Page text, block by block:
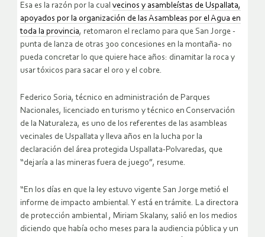
Esa es la razón por la cual vecinos y asambleístas de Uspallata,
apoyados por la organización de las Asambleas por el Agua en
toda la provincia, retomaron el reclamo para que San Jorge -
punta de lanza de otras 300 concesiones en la montaña- no
pueda concretar lo que quiere hace años: dinamitar la roca y
usar tóxicos para sacar el oro y el cobre.
Federico Soria, técnico en administración de Parques
Nacionales, licenciado en turismo y técnico en Conservación
de la Naturaleza, es uno de los referentes de las asambleas
vecinales de Uspallata y lleva años en la lucha por la
declaración del área protegida Uspallata-Polvaredas, que
“dejaría a las mineras fuera de juego”, resume.
“En los días en que la ley estuvo vigente San Jorge metió el
informe de impacto ambiental. Y está en trámite. La directora
de protección ambiental , Miriam Skalany, salió en los medios
diciendo que había ocho meses para la audiencia pública y un